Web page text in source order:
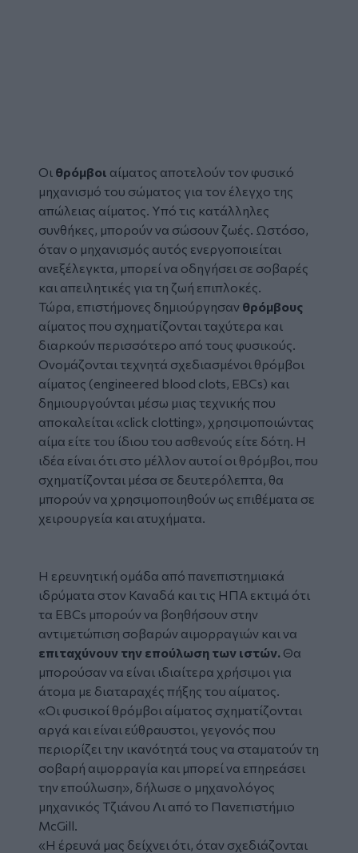
Οι θρόμβοι αίματος αποτελούν τον φυσικό
μηχανισμό του σώματος για τον έλεγχο της
απώλειας αίματος. Υπό τις κατάλληλες
συνθήκες, μπορούν να σώσουν ζωές. Ωστόσο,
όταν ο μηχανισμός αυτός ενεργοποιείται
ανεξέλεγκτα, μπορεί να οδηγήσει σε σοβαρές
και απειλητικές για τη ζωή επιπλοκές.
Τώρα, επιστήμονες δημιούργησαν θρόμβους
αίματος που σχηματίζονται ταχύτερα και
διαρκούν περισσότερο από τους φυσικούς.
Ονομάζονται τεχνητά σχεδιασμένοι θρόμβοι
αίματος (engineered blood clots, EBCs) και
δημιουργούνται μέσω μιας τεχνικής που
αποκαλείται «click clotting», χρησιμοποιώντας
αίμα είτε του ίδιου του ασθενούς είτε δότη. Η
ιδέα είναι ότι στο μέλλον αυτοί οι θρόμβοι, που
σχηματίζονται μέσα σε δευτερόλεπτα, θα
μπορούν να χρησιμοποιηθούν ως επιθέματα σε
χειρουργεία και ατυχήματα.
Η ερευνητική ομάδα από πανεπιστημιακά
ιδρύματα στον Καναδά και τις ΗΠΑ εκτιμά ότι
τα EBCs μπορούν να βοηθήσουν στην
αντιμετώπιση σοβαρών αιμορραγιών και να
επιταχύνουν την επούλωση των ιστών. Θα
μπορούσαν να είναι ιδιαίτερα χρήσιμοι για
άτομα με διαταραχές πήξης του αίματος.
«Οι φυσικοί θρόμβοι αίματος σχηματίζονται
αργά και είναι εύθραυστοι, γεγονός που
περιορίζει την ικανότητά τους να σταματούν τη
σοβαρή αιμορραγία και μπορεί να επηρεάσει
την επούλωση», δήλωσε ο μηχανολόγος
μηχανικός Τζιάνου Λι από το Πανεπιστήμιο
McGill.
«Η έρευνά μας δείχνει ότι, όταν σχεδιάζονται